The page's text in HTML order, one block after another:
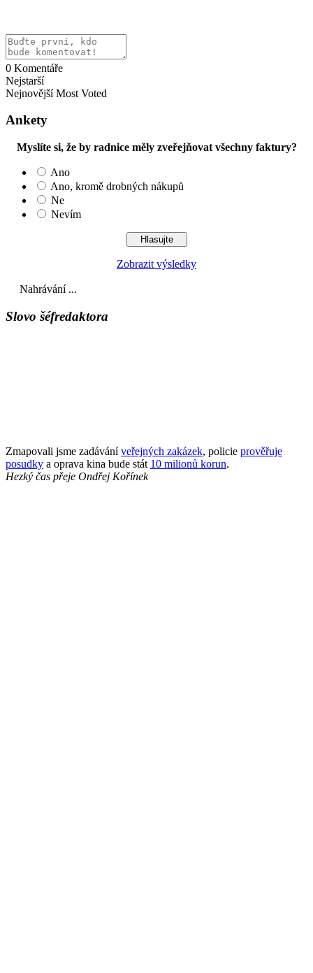
0 Komentáře
Nejstarší
Nejnovější Most Voted
Ankety
Myslíte si, že by radnice měly zveřejňovat všechny faktury?
Ano
Ano, kromě drobných nákupů
Ne
Nevím
Zobrazit výsledky
Nahrávání ...
Slovo šéfredaktora
Zmapovali jsme zadáváníveřejných zakázek, policie prověřuje
posudky a oprava kina bude stát 10 milionů korun.
Hezký čas přeje Ondřej Kořínek